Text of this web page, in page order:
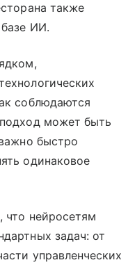
также
ИИ.
соблюдаются
может быть
быстро
одинаковое
что нейросетям
задач: от
управленческих